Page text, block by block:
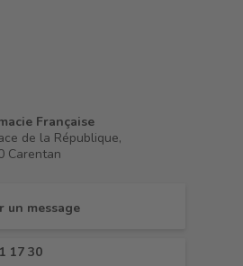
Française
de la République,
Carentan
un message
17 30